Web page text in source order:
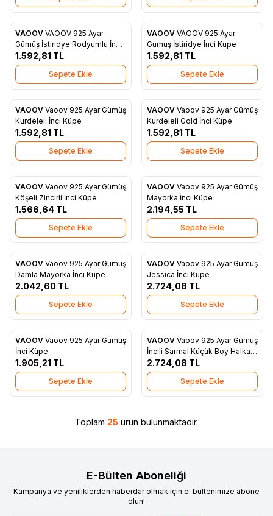
Favorilere Ekle
VAOOV VAOOV 925 Ayar
Gümüş İstiridye Rodyumlu İnci
Küpe
1.592,81 TL
Sepete Ekle
Favorilere Ekle
VAOOV VAOOV 925 Ayar
Gümüş İstiridye İnci Küpe
1.592,81 TL
Sepete Ekle
Favorilere Ekle
VAOOV Vaoov 925 Ayar Gümüş
Kurdeleli İnci Küpe
1.592,81 TL
Sepete Ekle
Favorilere Ekle
VAOOV Vaoov 925 Ayar Gümüş
Kurdeleli Gold İnci Küpe
1.592,81 TL
Sepete Ekle
Favorilere Ekle
VAOOV Vaoov 925 Ayar Gümüş
Köşeli Zincirli İnci Küpe
1.566,64 TL
Sepete Ekle
Favorilere Ekle
VAOOV Vaoov 925 Ayar Gümüş
Mayorka İnci Küpe
2.194,55 TL
Sepete Ekle
Favorilere Ekle
VAOOV Vaoov 925 Ayar Gümüş
Damla Mayorka İnci Küpe
2.042,60 TL
Sepete Ekle
Favorilere Ekle
VAOOV Vaoov 925 Ayar Gümüş
Jessica İnci Küpe
2.724,08 TL
Sepete Ekle
Favorilere Ekle
VAOOV Vaoov 925 Ayar Gümüş
İnci Küpe
1.905,21 TL
Sepete Ekle
Favorilere Ekle
VAOOV Vaoov 925 Ayar Gümüş
İncili Sarmal Küçük Boy Halka
Küpe
2.724,08 TL
Sepete Ekle
Toplam 25 ürün bulunmaktadır.
E-Bülten Aboneliği
Kampanya ve yeniliklerden haberdar olmak için e-bültenimize abone
olun!